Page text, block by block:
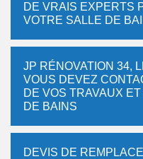
DE VRAIS EXPERTS
VOTRE SALLE DE
JP RÉNOVATION 34,
VOUS DEVEZ
DE VOS TRAVAUX
DE BAINS
DEVIS DE